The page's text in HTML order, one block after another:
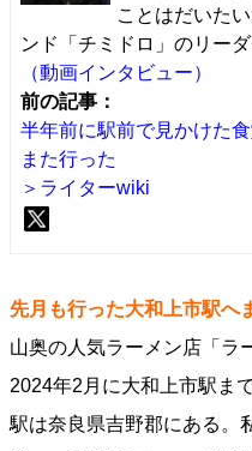
ことはだいた
ンド「チミドロ」のリー
（動画インタビュー）
前の記事：
半年前に駅前で見かけた
また行った
＞ライターwiki
先月も行った大和上市駅へ
山奥の人気ラーメン店「ラ
2024年2月に大和上市駅ま
駅は奈良県吉野郡にある。